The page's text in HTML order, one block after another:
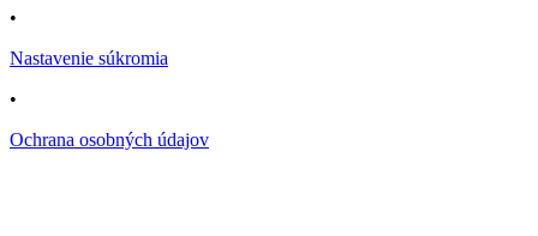
•
Nastavenie súkromia
•
Ochrana osobných údajov